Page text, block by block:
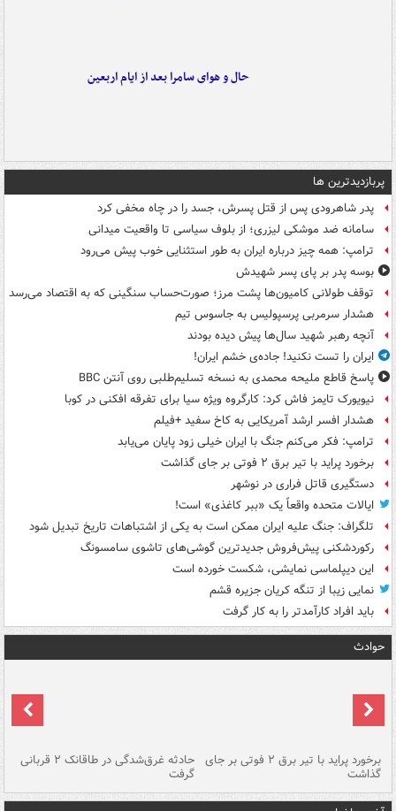
حال و هوای سامرا بعد از ایام اربعین
پربازدیدترین ها
پدر شاهرودی پس از قتل پسرش، جسد را در چاه مخفی کرد
سامانه ضد موشکی لیزری؛ از بلوف سیاسی تا واقعیت میدانی
ترامپ: همه چیز درباره ایران به طور استثنایی خوب پیش می‌رود
بوسه‌ پدر بر پای پسر شهیدش
توقف طولانی کامیون‌ها پشت مرز؛ صورت‌حساب سنگینی که به اقتصاد می‌رسد
هشدار سرمربی پرسپولیس به جاسوس تیم
آنچه رهبر شهید سال‌ها پیش دیده بودند
ایران را تست نکنید! جاده‌ی خشم ایران!
پاسخ قاطع ملیحه محمدی به نسخه تسلیم‌طلبی روی آنتن BBC
نیویورک تایمز فاش کرد: کارگروه ویژه سیا برای تفرقه افکنی در کوبا
هشدار افسر ارشد آمریکایی به کاخ سفید +فیلم
ترامپ: فکر می‌کنم جنگ با ایران خیلی زود پایان می‌یابد
برخورد پراید با تیر برق ۲ فوتی بر جای گذاشت
دستگیری قاتل فراری در نوشهر
ایالات متحده واقعاً یک «ببر کاغذی» است!
تلگراف: جنگ علیه ایران ممکن است به یکی از اشتباهات تاریخ تبدیل شود
رکوردشکنی پیش‌فروش جدیدترین گوشی‌های تاشوی سامسونگ
این دیپلماسی نمایشی، شکست خورده است
نمایی زیبا از تنگه کریان جزیره قشم
باید افراد کارآمدتر را به کار گرفت
حوادث
برخورد پراید با تیر برق ۲ فوتی بر جای
گذاشت
حادثه غرق‌شدگی در طاقانک ۲ قربانی
گرفت